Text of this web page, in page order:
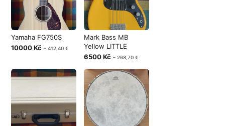
Yamaha FG750S
10000 Kč ~ 412,40 €
Mark Bass MB
Yellow LITTLE
6500 Kč ~ 268,70 €